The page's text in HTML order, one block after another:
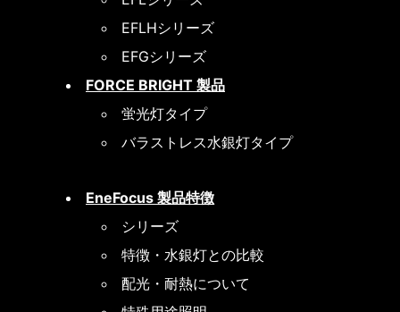
EFLHシリーズ
EFGシリーズ
FORCE BRIGHT 製品
蛍光灯タイプ
バラストレス水銀灯タイプ
EneFocus 製品特徴
シリーズ
特徴・水銀灯との比較
配光・耐熱について